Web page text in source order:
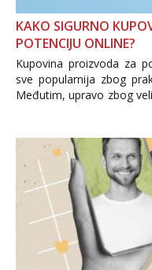
KAKO SIGURNO
POTENCIJU ONLINE?
Kupovina proizvoda za
sve popularnija zbog
Međutim, upravo zbog
i brojni krivotvoreni